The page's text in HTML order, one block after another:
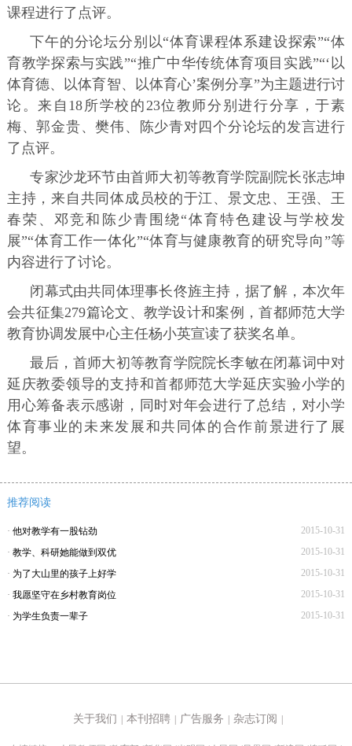
课程进行了点评。
下午的分论坛分别以“体育课程体系建设探索”“体
育教学探索与实践”“推广中华传统体育项目实践”“‘以
体育德、以体育智、以体育心’案例分享”为主题进行讨
论。来自18所学校的23位教师分别进行分享，于素
梅、郭金贵、樊伟、陈少青对四个分论坛的发言进行
了点评。
专家沙龙环节由首师大初等教育学院副院长张志坤
主持，来自共同体成员校的于江、景文忠、王强、王
春荣、邓竞和陈少青围绕“体育特色建设与学校发
展”“体育工作一体化”“体育与健康教育的研究导向”等
内容进行了讨论。
闭幕式由共同体理事长佟旌主持，据了解，本次年
会共征集279篇论文、教学设计和案例，首都师范大学
教育协调发展中心主任杨小英宣读了获奖名单。
最后，首师大初等教育学院院长李敏在闭幕词中对
延庆教委领导的支持和首都师范大学延庆实验小学的
用心筹备表示感谢，同时对年会进行了总结，对小学
体育事业的未来发展和共同体的合作前景进行了展
望。
推荐阅读
2015-10-31
· 他对教学有一股钻劲
2015-10-31
· 教学、科研她能做到双优
2015-10-31
· 为了大山里的孩子上好学
2015-10-31
· 我愿坚守在乡村教育岗位
2015-10-31
· 为学生负责一辈子
关于我们 | 本刊招聘 | 广告服务 | 杂志订阅 |